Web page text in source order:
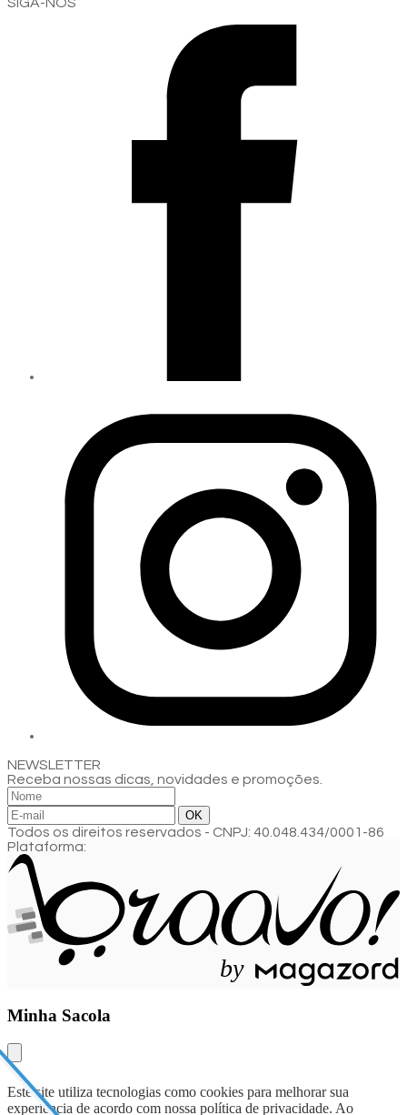
SIGA-NOS
NEWSLETTER
Receba nossas dicas, novidades e promoções.
Todos os direitos reservados - CNPJ: 40.048.434/0001-86
Plataforma:
by
Minha Sacola
Este site utiliza tecnologias como cookies para melhorar sua
experiência de acordo com nossa política de privacidade. Ao